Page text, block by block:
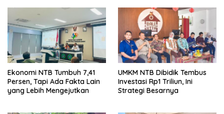
Ekonomi NTB Tumbuh 7,41
Persen, Tapi Ada Fakta Lain
yang Lebih Mengejutkan
UMKM NTB Dibidik Tembus
Investasi Rp1 Triliun, Ini
Strategi Besarnya